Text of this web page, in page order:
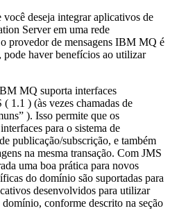
você deseja integrar aplicativos de
Server em uma rede
provedor de mensagens IBM MQ é
haver benefícios ao utilizar
MQ suporta interfaces
1.1 ) (às vezes chamadas de
). Isso permite que os
para o sistema de
publicação/subscrição, e também
na mesma transação. Com JMS
uma boa prática para novos
do domínio são suportadas para
desenvolvidos para utilizar
conforme descrito na seção